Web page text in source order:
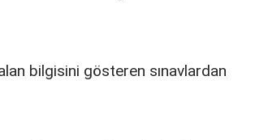
bilgisini gösteren sınavlardan